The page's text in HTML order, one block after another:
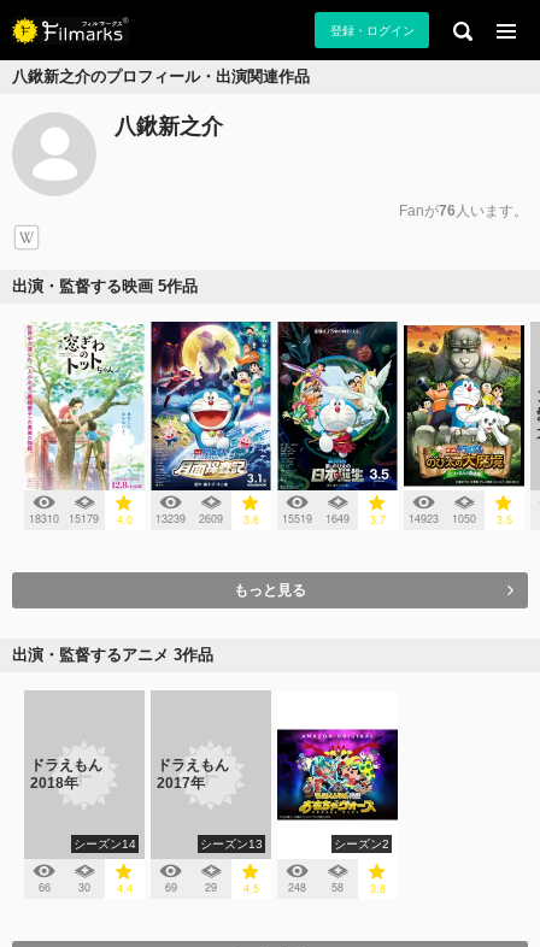
登録・ログイン
八鍬新之介のプロフィール・出演関連作品
八鍬新之介
Fanが76 人います。
出演・監督する映画 5作品
18310 15179 4.0 13239 2609 3.6 15519 1649 3.7 14923 1050 3.5
もっと見る
出演・監督するアニメ 3作品
ドラえもん
2018年
シーズン14
66 30 4.4
ドラえもん
2017年
シーズン13
69 29 4.5
シーズン2
248 58 3.8